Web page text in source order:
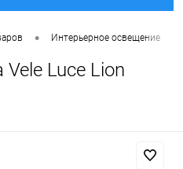
• Интерьерное освещение
Luce Lion